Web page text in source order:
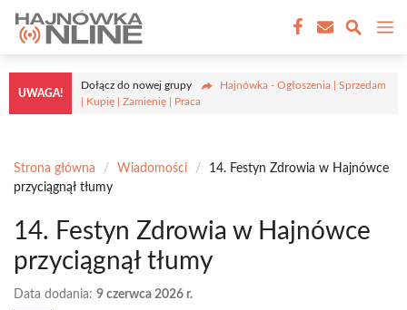
Przejdź
treści
UWAGA!
Dołącz do nowej grupy
Hajnówka - Ogłoszenia | Sprzedam
| Kupię | Zamienię | Praca
Strona główna / Wiadomości /
14. Festyn Zdrowia w Hajnówce
przyciągnął tłumy
14. Festyn Zdrowia w Hajnówce
przyciągnął tłumy
Data dodania: 9 czerwca 2026 r.